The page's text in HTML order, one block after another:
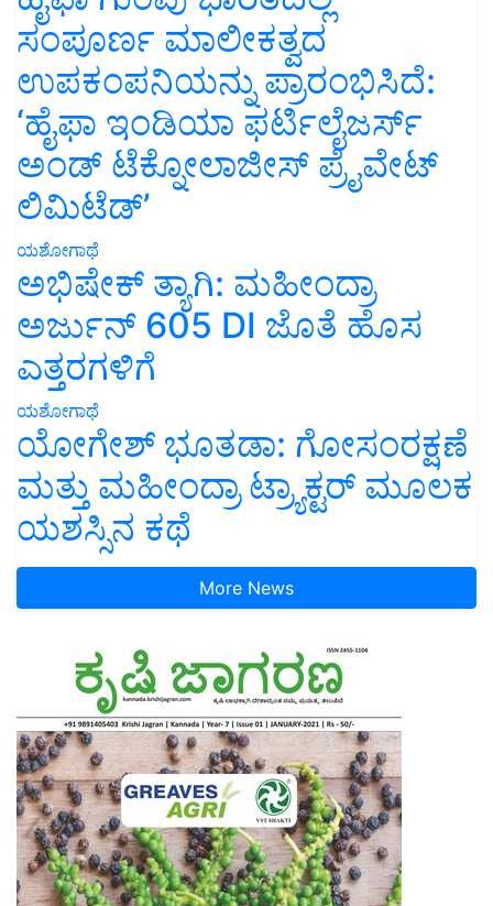
ಸಂಪೂರ್ಣ ಮಾಲೀಕತ್ವದ
ಉಪಕಂಪನಿಯನ್ನು ಪ್ರಾರಂಭಿಸಿದೆ:
‘ಹೈಫಾ ಇಂಡಿಯಾ ಫರ್ಟಿಲೈಜರ್ಸ್
ಅಂಡ್ ಟೆಕ್ನೋಲಾಜೀಸ್ ಪ್ರೈವೇಟ್
ಲಿಮಿಟೆಡ್’
ಯಶೋಗಾಥೆ
ಅಭಿಷೇಕ್ ತ್ಯಾಗಿ: ಮಹೀಂದ್ರಾ
ಅರ್ಜುನ್ 605 DI ಜೊತೆ ಹೊಸ
ಎತ್ತರಗಳಿಗೆ
ಯಶೋಗಾಥೆ
ಯೋಗೇಶ್ ಭೂತಡಾ: ಗೋಸಂರಕ್ಷಣೆ
ಮತ್ತು ಮಹೀಂದ್ರಾ ಟ್ರ್ಯಾಕ್ಟರ್ ಮೂಲಕ
ಯಶಸ್ಸಿನ ಕಥೆ
More News